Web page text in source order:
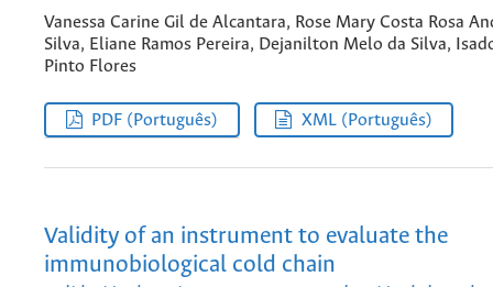
Vanessa Carine Gil de Alcantara, Rose Mary Costa Rosa
Silva, Eliane Ramos Pereira, Dejanilton Melo da Silva,
Pinto Flores
PDF (Português) XML (Português)
Validity of an instrument to evaluate the
immunobiological cold chain